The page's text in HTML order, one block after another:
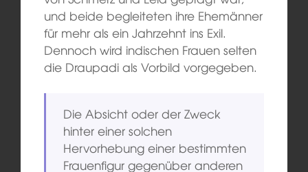
und beide begleiteten ihre Ehemänner
für mehr als ein Jahrzehnt ins Exil.
Dennoch wird indischen Frauen selten
die Draupadi als Vorbild vorgegeben.
Die Absicht oder der Zweck
hinter einer solchen
Hervorhebung einer bestimmten
Frauenfigur gegenüber anderen